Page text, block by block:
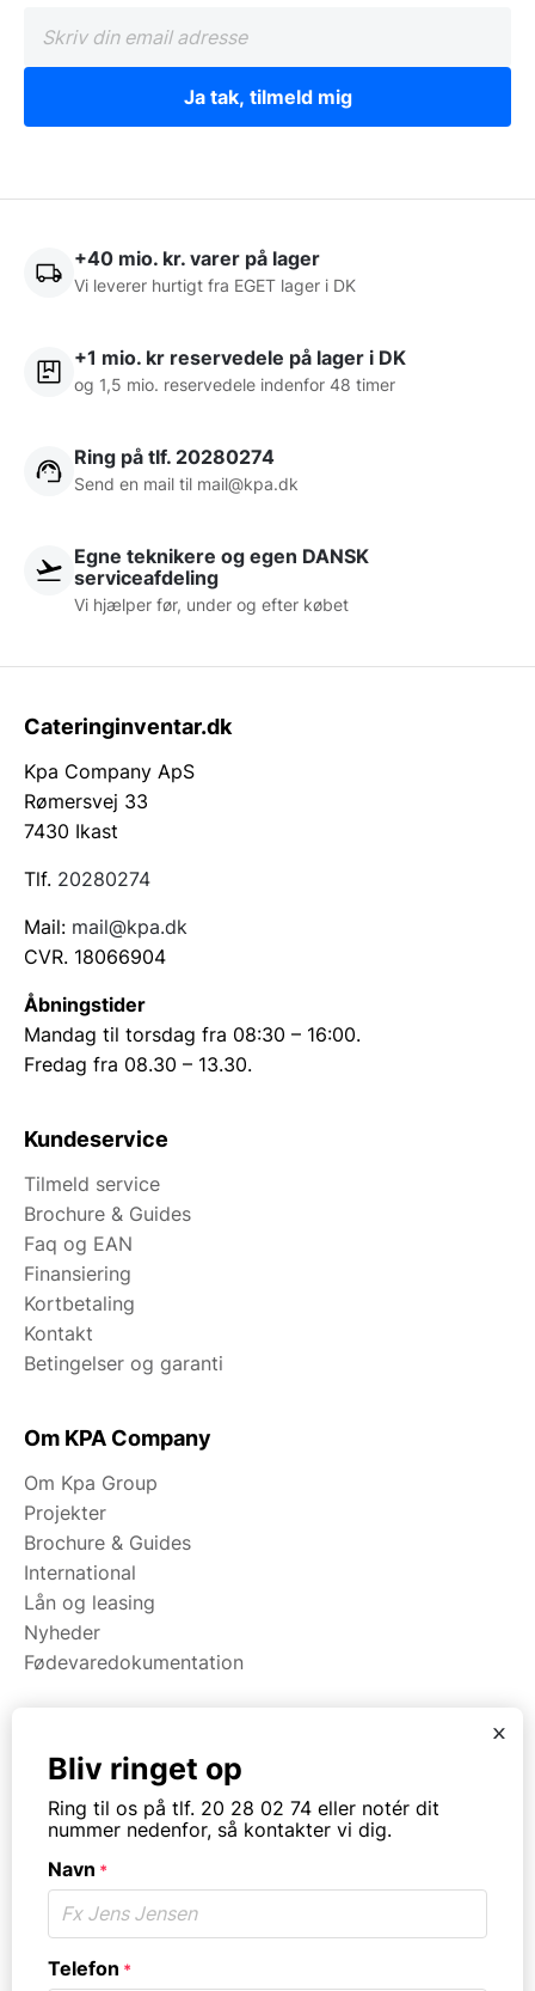
Ja tak, tilmeld mig
+40 mio. kr. varer på lager
Vi leverer hurtigt fra EGET lager i DK
+1 mio. kr reservedele på lager i DK
og 1,5 mio. reservedele indenfor 48 timer
Ring på tlf. 20280274
Send en mail til mail@kpa.dk
Egne teknikere og egen DANSK
serviceafdeling
Vi hjælper før, under og efter købet
Cateringinventar.dk
Kpa Company ApS
Rømersvej 33
7430 Ikast
Tlf. 20280274
Mail: mail@kpa.dk
CVR. 18066904
Åbningstider
Mandag til torsdag fra 08:30 – 16:00.
Fredag fra 08.30 – 13.30.
Kundeservice
Tilmeld service
Brochure & Guides
Faq og EAN
Finansiering
Kortbetaling
Kontakt
Betingelser og garanti
Om KPA Company
Om Kpa Group
Projekter
Brochure & Guides
International
Lån og leasing
Nyheder
Fødevaredokumentation
Maskiner
Koge/varme/stege
Bageri
Opvask
Opbevaring
Virksomhedstype
x
Bliv ringet op
Ring til os på tlf. 20 28 02 74 eller notér dit
nummer nedenfor, så kontakter vi dig.
Navn *
Telefon *